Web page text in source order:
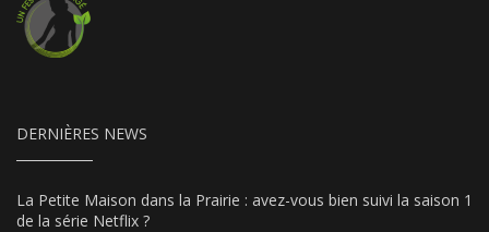
DERNIÈRES NEWS
La Petite Maison dans la Prairie : avez-vous bien suivi la saison 1
de la série Netflix ?